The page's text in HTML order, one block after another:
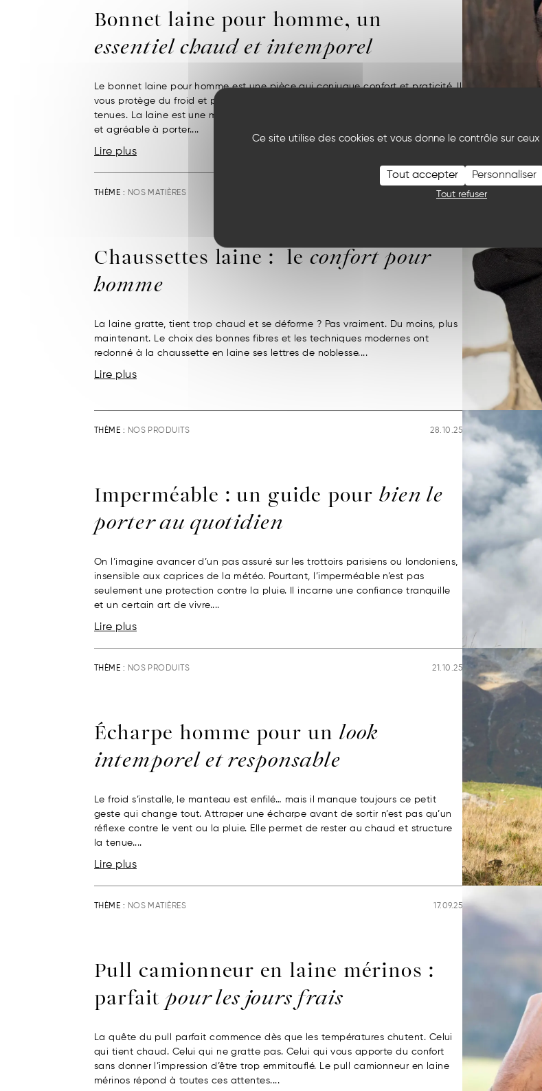
Ce site utilise des cookies et vous donne le contrôle sur
Tout accepter
Tout refuser
Personnaliser
Bonnet laine pour homme, un
essentiel chaud et intemporel
Le bonnet laine pour homme est une pièce qui conjugue confort et praticité. Il
vous protège du froid et permet d’apporter une touche de caractère à vos
tenues. La laine est une matière capable de réchauffer tout en restant légère
et agréable à porter....
Lire plus
THÈME : NOS MATIÈRES 26.11.25
Chaussettes laine : leconfort pour
homme
La laine gratte, tient trop chaud et se déforme ? Pas vraiment. Du moins, plus
maintenant. Le choix des bonnes fibres et les techniques modernes ont
redonné à la chaussette en laine ses lettres de noblesse....
Lire plus
THÈME : NOS PRODUITS 28.10.25
Imperméable : un guide pour bien le
porter au quotidien
On l’imagine avancer d’un pas assuré sur les trottoirs parisiens ou londoniens,
insensible aux caprices de la météo. Pourtant, l’imperméable n’est pas
seulement une protection contre la pluie. Il incarne une confiance tranquille
et un certain art de vivre....
Lire plus
THÈME : NOS PRODUITS 21.10.25
Écharpe homme pour unlook
intemporel et responsable
Le froid s’installe, le manteau est enfilé… mais il manque toujours ce petit
geste qui change tout. Attraper une écharpe avant de sortir n’est pas qu’un
réflexe contre le vent ou la pluie. Elle permet de rester au chaud et structure
la tenue....
Lire plus
THÈME : NOS MATIÈRES 17.09.25
Pull camionneur en laine mérinos :
parfait pour les jours frais
La quête du pull parfait commence dès que les températures chutent. Celui
qui tient chaud. Celui qui ne gratte pas. Celui qui vous apporte du confort
sans donner l’impression d’être trop emmitouflé. Le pull camionneur en laine
mérinos répond à toutes ces attentes....